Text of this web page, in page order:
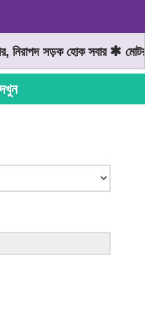
নিরাপদ সড়ক হোক সবার